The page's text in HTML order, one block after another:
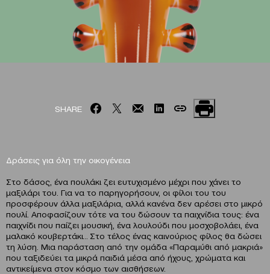
SHARE
Δράσεις για όλη την οικογένεια
Στο δάσος, ένα πουλάκι ζει ευτυχισμένο μέχρι που χάνει το
μαξιλάρι του. Για να το παρηγορήσουν, οι φίλοι του του
προσφέρουν άλλα μαξιλάρια, αλλά κανένα δεν αρέσει στο μικρό
πουλί. Αποφασίζουν τότε να του δώσουν τα παιχνίδια τους: ένα
παιχνίδι που παίζει μουσική, ένα λουλούδι που μοσχοβολάει, ένα
μαλακό κουβερτάκι… Στο τέλος ένας καινούριος φίλος θα δώσει
τη λύση. Μια παράσταση από την ομάδα «Παραμύθι από μακριά»
που ταξιδεύει τα μικρά παιδιά μέσα από ήχους, χρώματα και
αντικείμενα στον κόσμο των αισθήσεων.